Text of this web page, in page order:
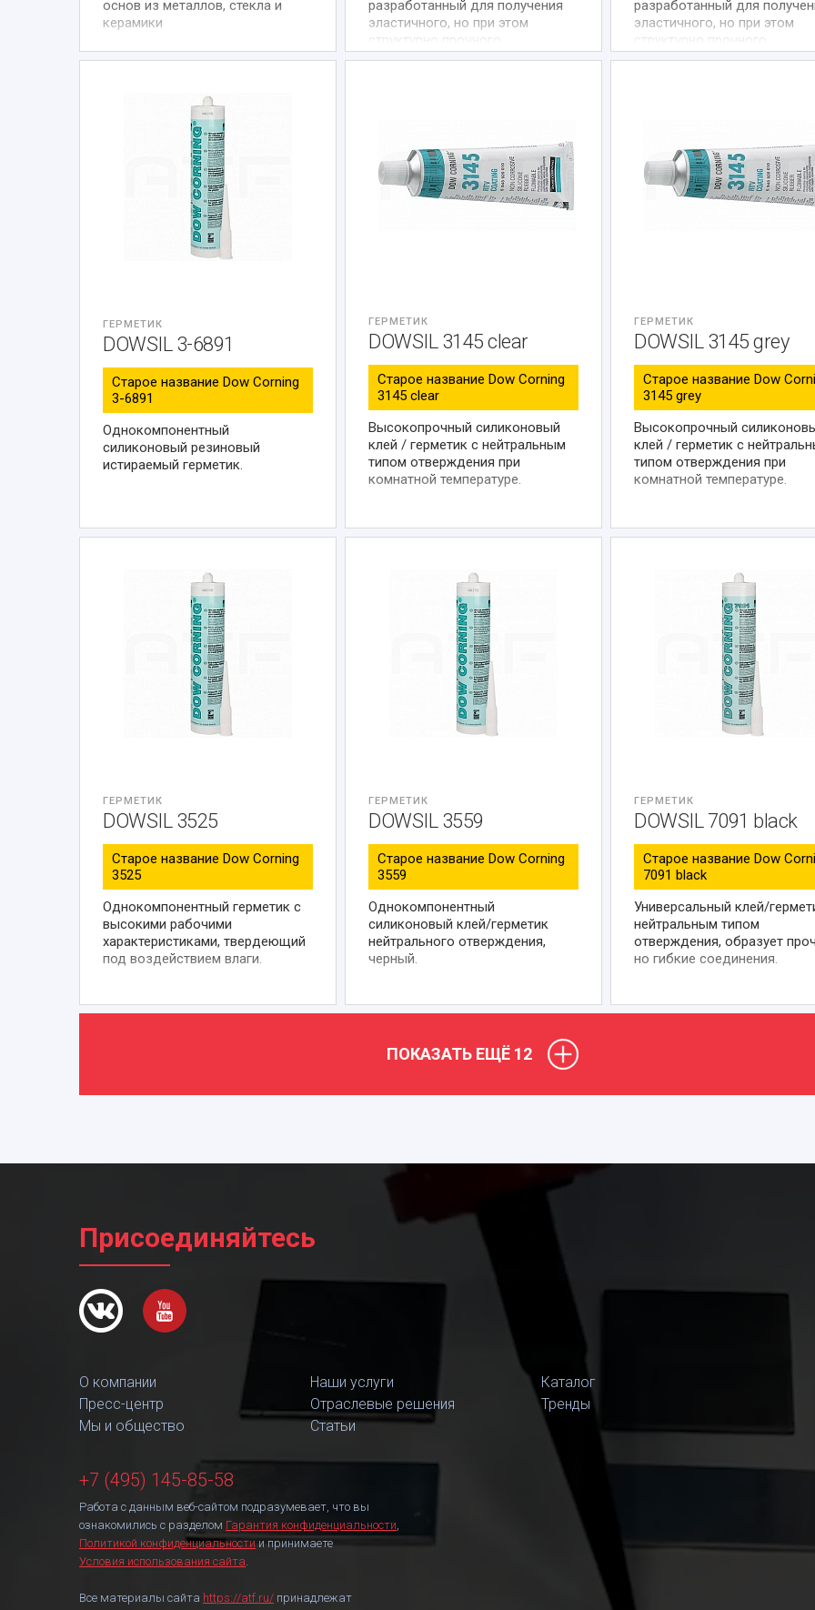
основ из металлов, стекла и
керамики
разработанный для получения
эластичного, но при этом
соединения основ из различных
разработанный для
эластичного, но при этом
соединения материалов с
ГЕРМЕТИК
DOWSIL 3-6891
Старое название Dow Corning
3-6891
Однокомпонентный
силиконовый резиновый
истираемый герметик.
ГЕРМЕТИК
DOWSIL 3145 clear
Старое название Dow Corning
3145 clear
Высокопрочный силиконовый
клей / герметик с нейтральным
типом отверждения при
комнатной температуре.
ГЕРМЕТИК
DOWSIL 3145 grey
Старое название Dow
3145 grey
Высокопрочный
клей / герметик с
типом отверждения при
комнатной температуре.
ГЕРМЕТИК
DOWSIL 3525
Старое название Dow Corning
3525
Однокомпонентный герметик с
высокими рабочими
характеристиками, твердеющий
под воздействием влаги.
ГЕРМЕТИК
DOWSIL 3559
Старое название Dow Corning
3559
Однокомпонентный
силиконовый клей/герметик
нейтрального отверждения,
черный.
ГЕРМЕТИК
DOWSIL 7091 black
Старое название Dow
7091 black
Универсальный клей/
нейтральным типом
отверждения, образует
но гибкие соединения.
ПОКАЗАТЬ ЕЩЁ 12
Присоединяйтесь
О компании
Пресс-центр
Мы и общество
Наши услуги
Отраслевые решения
Статьи
Каталог
Тренды
+7 (495) 145-85-58
Работа с данным веб-сайтом подразумевает, что вы
ознакомились с разделом Гарантия конфиденциальности,
Политикой конфиденциальности и принимаете
Условия использования сайта.
Все материалы сайта https://atf.ru/ принадлежат